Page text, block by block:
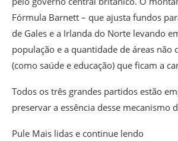
Fórmula Barnett – que ajusta fundos
de Gales e a Irlanda do Norte levando
população e a quantidade de áreas não
(como saúde e educação) que ficam a
Todos os três grandes partidos estão
preservar a essência desse mecanismo
Pule Mais lidas e continue lendo